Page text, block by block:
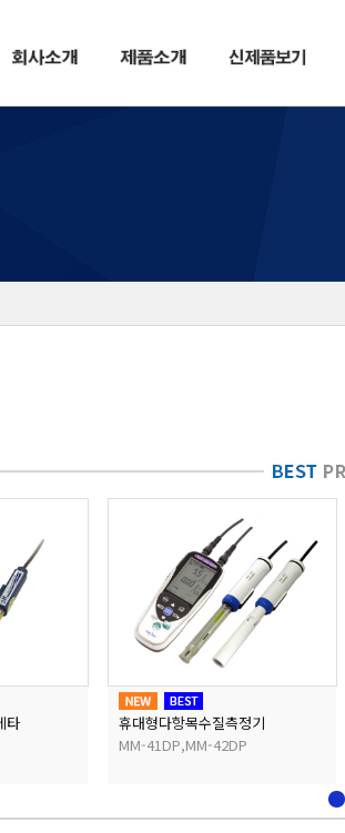
타
휴대형다항목수질측정기
MM-41DP,MM-42DP